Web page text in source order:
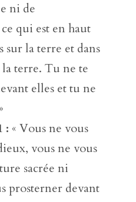
ni de
qui est en haut
sur la terre et dans
la terre. Tu ne te
elles et tu ne
: « Vous ne vous
vous ne vous
sacrée ni
prosterner devant